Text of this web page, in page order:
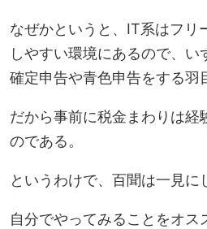
なぜかというと、IT系はフリ
しやすい環境にあるので、
確定申告や青色申告をする羽
だから事前に税金まわりは経
のである。
というわけで、百聞は一見に
自分でやってみることをオス